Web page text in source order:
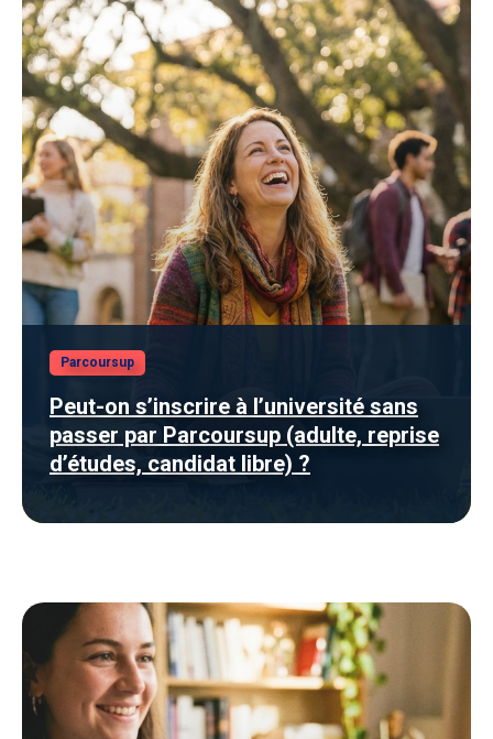
Parcoursup
Peut-on s’inscrire à l’université sans
passer par Parcoursup (adulte, reprise
d’études, candidat libre) ?